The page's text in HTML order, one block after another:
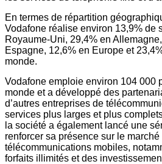
En termes de répartition
Vodafone réalise environ 13,9% de
Royaume-Uni, 29,4% en
Espagne, 12,6% en Europe et
monde.
Vodafone emploie environ 104 000
monde et a développé des
d’autres entreprises de
services plus larges et plus
la société a également lancé une
renforcer sa présence sur le
télécommunications mobiles,
forfaits illimités et des